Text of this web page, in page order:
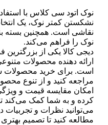
نوک اتود سی کلاس با
نشکستن کمتر نوک، یک
نقاشی است. همچنین بسته
نوک را فراهم می‌کند.
دیجی کالا یکی از بزرگترین
ارائه دهنده محصولات
است. برای خرید محصولات
مراجعه کنید و از تنوع
امکان مقایسه قیمت و
کرده و به شما کمک می‌کند
می‌توانید نظرات و
مطالعه کنید تا تصمیم